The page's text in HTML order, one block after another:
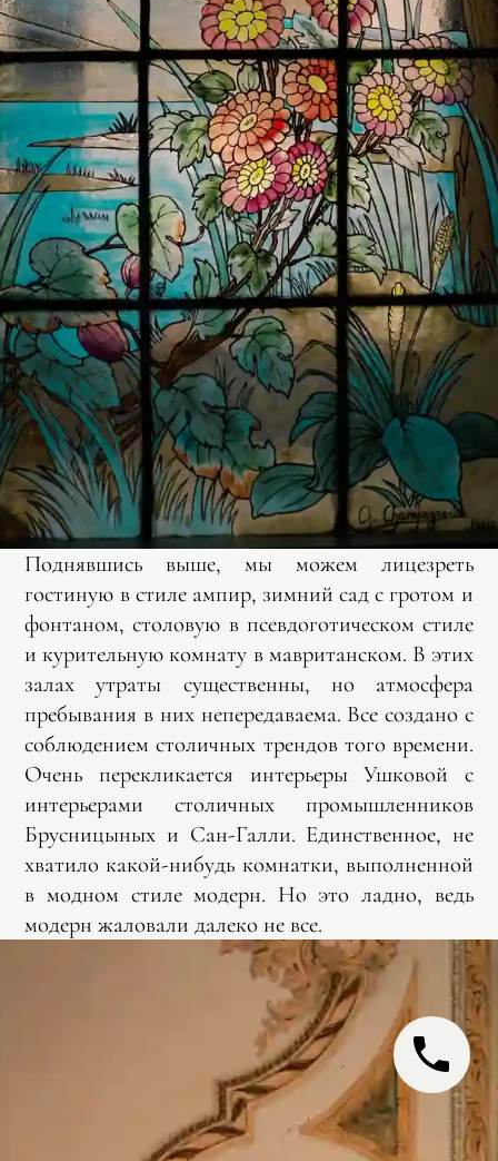
Поднявшись выше, мы можем лицезреть
гостиную в стиле ампир, зимний сад с гротом и
фонтаном, столовую в псевдоготическом стиле
и курительную комнату в мавританском. В этих
залах утраты существенны, но атмосфера
пребывания в них непередаваема. Все создано с
соблюдением столичных трендов того времени.
Очень перекликается интерьеры Ушковой с
интерьерами столичных промышленников
Брусницыных и Сан-Галли. Единственное, не
хватило какой-нибудь комнатки, выполненной
в модном стиле модерн. Но это ладно, ведь
модерн жаловали далеко не все.